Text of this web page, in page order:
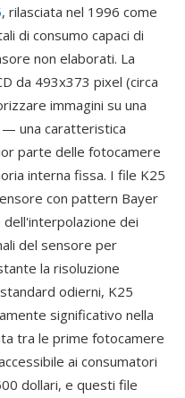
, rilasciata nel 1996 come
di consumo capaci di
non elaborati. La
da 493x373 pixel (circa
immagini su una
— una caratteristica
parte delle fotocamere
interna fissa. I file K25
con pattern Bayer
dei
del sensore per
la risoluzione
odierni, K25
significativo nella
tra le prime fotocamere
ai consumatori
dollari, e questi file